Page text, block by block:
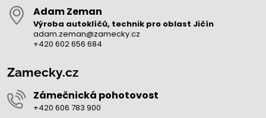
Adam Zeman
Výroba autoklíčů, technik pro oblast Jičín
adam.zeman@zamecky.cz
+420 602 656 684
Zamecky.cz
Zámečnická pohotovost
+420 606 783 900